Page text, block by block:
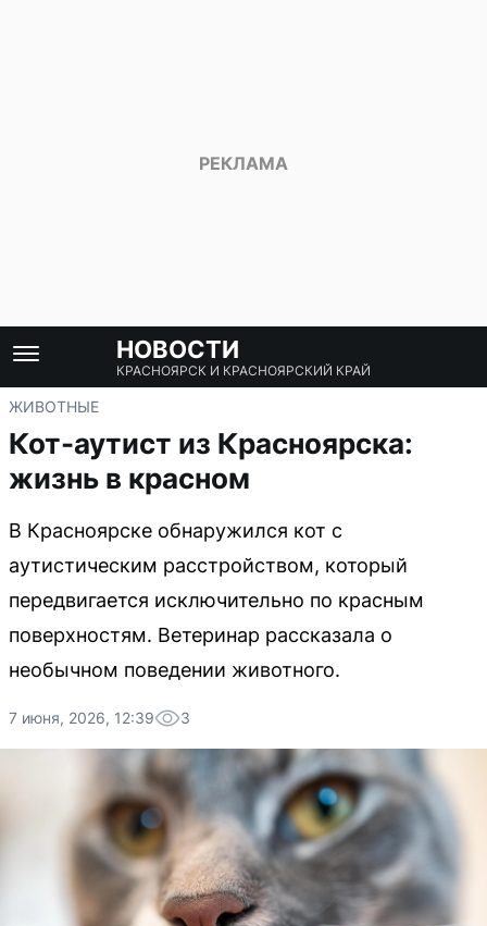
НОВОСТИ
КРАСНОЯРСК И КРАСНОЯРСКИЙ КРАЙ
ЖИВОТНЫЕ
Кот-аутист из Красноярска:
жизнь в красном
В Красноярске обнаружился кот с
аутистическим расстройством, который
передвигается исключительно по красным
поверхностям. Ветеринар рассказала о
необычном поведении животного.
7 июня, 2026, 12:39 3